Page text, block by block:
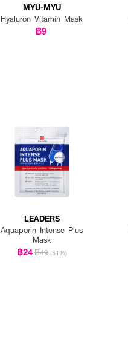
MYU-MYU
Hyaluron Vitamin Mask
฿9
LEADERS
Aquaporin Intense Plus
Mask
฿24฿49 (51%)